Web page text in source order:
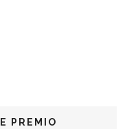
PREMIO